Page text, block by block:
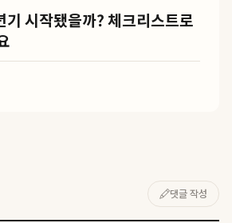
기 시작됐을까? 체크리스트로
댓글 작성